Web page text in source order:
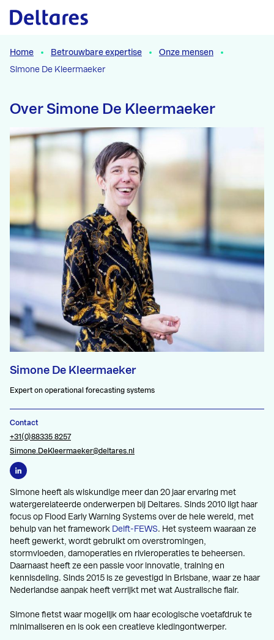
Naar hoofdcontent
Home Betrouwbare expertise
Onze mensen
Simone De Kleermaeker
Over Simone De Kleermaeker
Simone De Kleermaeker
Expert on operational forecasting systems
Contact
+31(0)88335 8257
Simone.DeKleermaeker@deltares.nl
Simone heeft als wiskundige meer dan 20 jaar ervaring met
watergerelateerde onderwerpen bij Deltares. Sinds 2010 ligt haar
focus op Flood Early Warning Systems over de hele wereld, met
behulp van het framework Delft-FEWS. Het systeem waaraan ze
heeft gewerkt, wordt gebruikt om overstromingen,
stormvloeden, damoperaties en rivieroperaties te beheersen.
Daarnaast heeft ze een passie voor innovatie, training en
kennisdeling. Sinds 2015 is ze gevestigd in Brisbane, waar ze haar
Nederlandse aanpak heeft verrijkt met wat Australische flair.
Simone fietst waar mogelijk om haar ecologische voetafdruk te
minimaliseren en is ook een creatieve kledingontwerper.